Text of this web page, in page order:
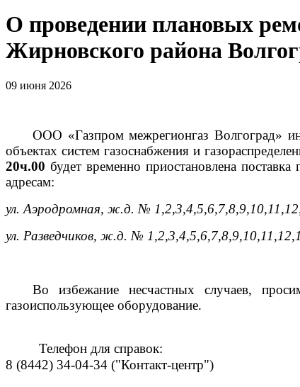
О проведении плановых
Жирновского района
09 июня 2026
ООО «Газпром межрегионгаз Волгоград»
объектах систем газоснабжения и
20ч.00 будет временно приостановлена
адресам:
ул. Аэродромная, ж.д. №
ул. Разведчиков, ж.д. №
Во избежание несчастных случаев,
газоиспользующее оборудование.
Телефон для справок:
8 (8442) 34-04-34 ("Контакт-центр")